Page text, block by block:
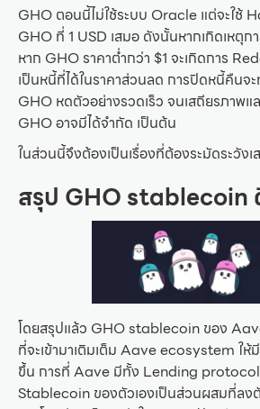
GHO ตอนนี้ไม่ใช้ระบบ Oracle แต่จะใช้
GHO ที่ 1 USD เสมอ ดังนั้นหากเกิดเหตุ
หาก GHO ราคาต่ำกว่า $1 จะเกิดการ
เป็นหนี้ที่ได้ในราคาส่วนลด การปิดหนี้คืนจ
GHO หดตัวอย่างรวดเร็ว จนเสถียรภาพแ
GHO อาจมีได้จำกัด เป็นต้น
ในส่วนนี้จึงต้องเป็นเรื่องที่ต้องระมัดระวังเ
สรุป GHO stablecoin
โดยสรุปแล้ว GHO stablecoin ของ
ที่จะเข้ามาเติมเต็ม Aave ecosystem ใ
ขึ้น การที่ Aave มีทั้ง Lending
Stablecoin ของตัวเองเป็นส่วนผสมที่ลง